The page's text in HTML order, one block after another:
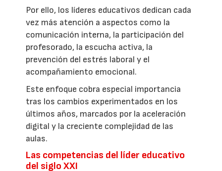
Por ello, los líderes educativos dedican cada
vez más atención a aspectos como la
comunicación interna, la participación del
profesorado, la escucha activa, la
prevención del estrés laboral y el
acompañamiento emocional.
Este enfoque cobra especial importancia
tras los cambios experimentados en los
últimos años, marcados por la aceleración
digital y la creciente complejidad de las
aulas.
Las competencias del líder educativo
del siglo XXI